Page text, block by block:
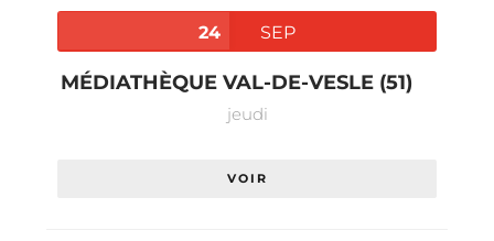
24 SEP
MÉDIATHÈQUE VAL-DE-VESLE (51)
jeudi
VOIR